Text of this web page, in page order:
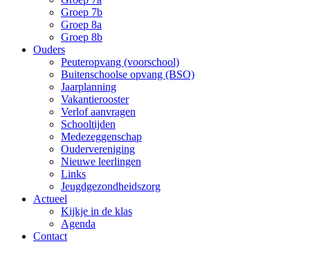
Groep 7b
Groep 8a
Groep 8b
Ouders
Peuteropvang (voorschool)
Buitenschoolse opvang (BSO)
Jaarplanning
Vakantierooster
Verlof aanvragen
Schooltijden
Medezeggenschap
Oudervereniging
Nieuwe leerlingen
Links
Jeugdgezondheidszorg
Actueel
Kijkje in de klas
Agenda
Contact